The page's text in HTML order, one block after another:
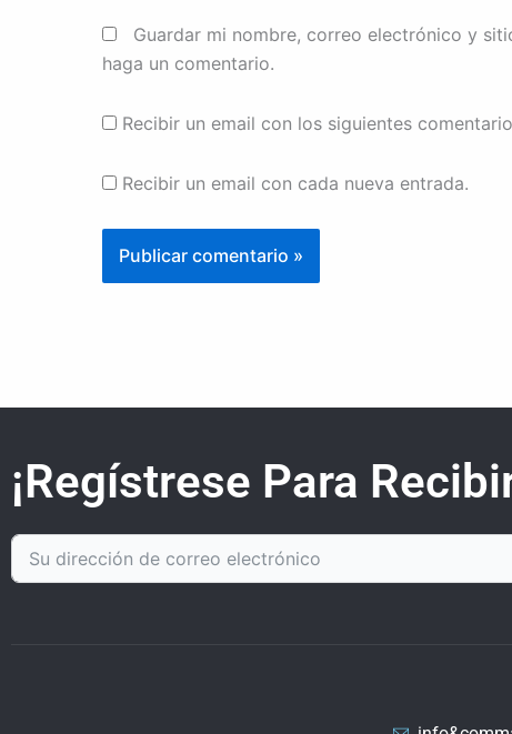
Guardar mi nombre, correo electrónico y
haga un comentario.
Recibir un email con los siguientes
Recibir un email con cada nueva entrada.
¡Regístrese Para